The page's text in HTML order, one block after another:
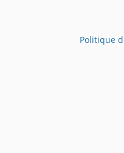
Politique